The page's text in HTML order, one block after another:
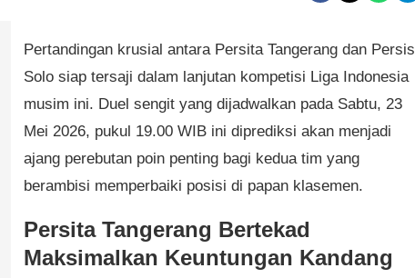
Pertandingan krusial antara Persita Tangerang dan Persis
Solo siap tersaji dalam lanjutan kompetisi Liga Indonesia
musim ini. Duel sengit yang dijadwalkan pada Sabtu, 23
Mei 2026, pukul 19.00 WIB ini diprediksi akan menjadi
ajang perebutan poin penting bagi kedua tim yang
berambisi memperbaiki posisi di papan klasemen.
Persita Tangerang Bertekad
Maksimalkan Keuntungan Kandang